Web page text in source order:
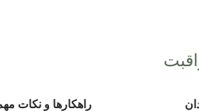
راهکارها و نکات